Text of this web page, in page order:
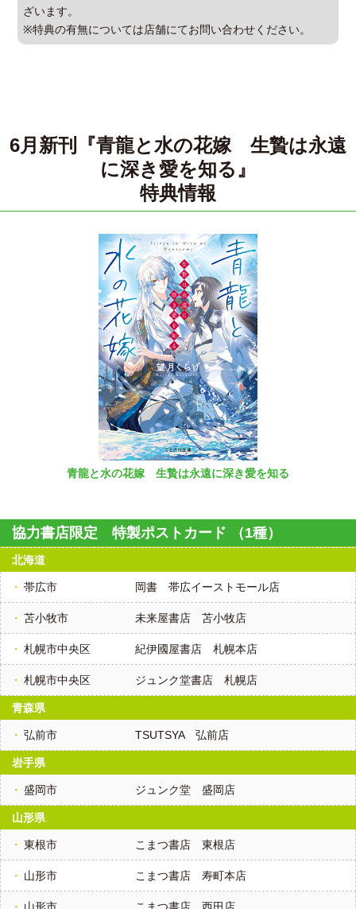
ざいます。
※特典の有無については店舗にてお問い合わせください。
6月新刊『青龍と水の花嫁 生贄は永遠
に深き愛を知る』
特典情報
青龍と水の花嫁 生贄は永遠に深き愛を知る
協力書店限定 特製ポストカード （1種）
北海道
帯広市 岡書 帯広イーストモール店
苫小牧市 未来屋書店 苫小牧店
札幌市中央区 紀伊國屋書店 札幌本店
札幌市中央区 ジュンク堂書店 札幌店
青森県
弘前市 TSUTSYA 弘前店
岩手県
盛岡市 ジュンク堂 盛岡店
山形県
東根市 こまつ書店 東根店
山形市 こまつ書店 寿町本店